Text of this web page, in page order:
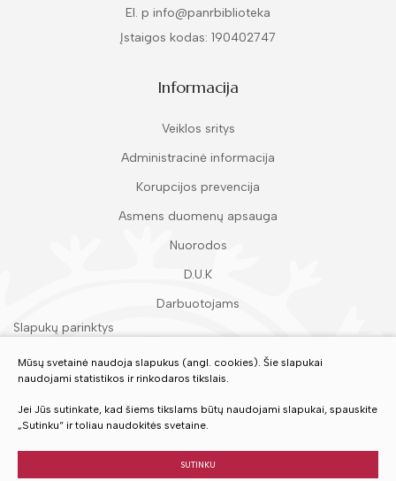
El. p info@panrbiblioteka
Įstaigos kodas: 190402747
Informacija
Veiklos sritys
Administracinė informacija
Korupcijos prevencija
Asmens duomenų apsauga
Nuorodos
D.U.K
Darbuotojams
Slapukų parinktys
Įvertinkite mūsų paslaugas
Mūsų svetainė naudoja slapukus (angl. cookies). Šie slapukai
naudojami statistikos ir rinkodaros tikslais.
Jei Jūs sutinkate, kad šiems tikslams būtų naudojami slapukai, spauskite
„Sutinku“ ir toliau naudokitės svetaine.
SUTINKU